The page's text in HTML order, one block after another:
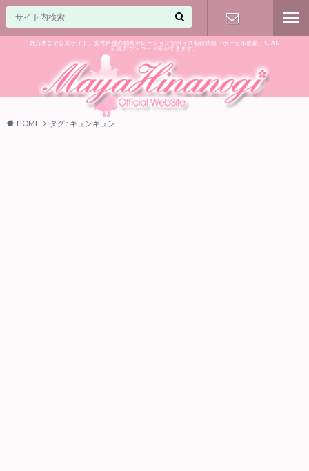
雛乃木まや公式サイト。女性声優の動画ナレーションやボイス収録依頼・ボーカル依頼、UTAU
音源ダウンロード等ができます。
気軽に♪
HOME タグ : キュンキュン